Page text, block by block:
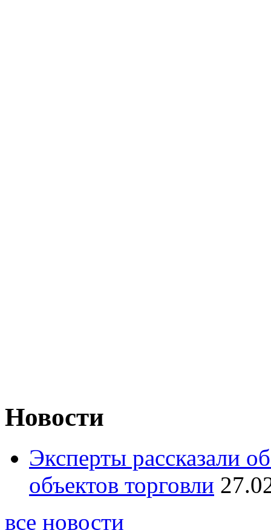
Новости
Эксперты рассказали
объектов торговли
все новости